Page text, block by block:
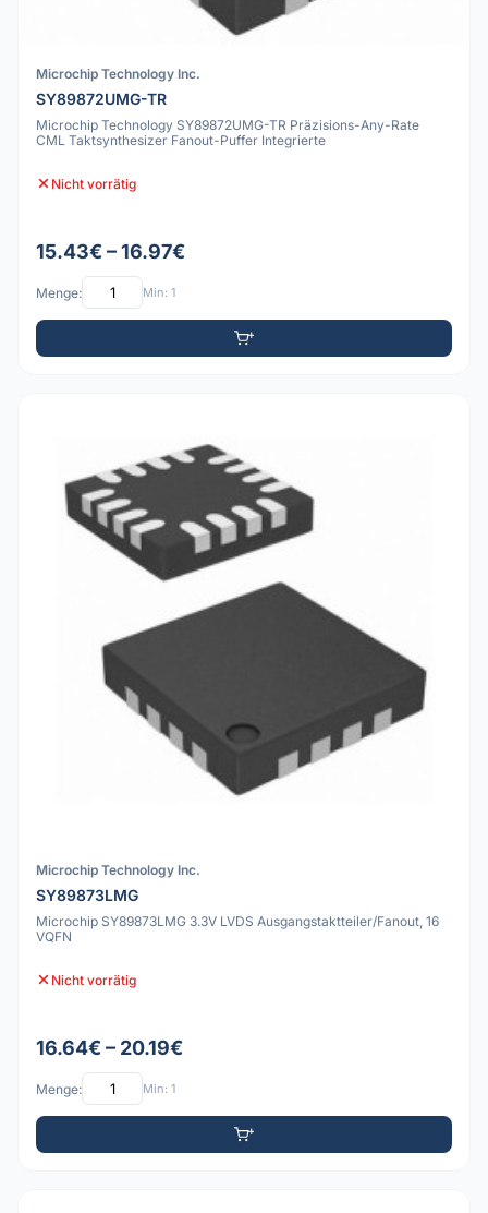
Microchip Technology Inc.
SY89872UMG-TR
Microchip Technology SY89872UMG-TR Präzisions-Any-Rate
CML Taktsynthesizer Fanout-Puffer Integrierte
Nicht vorrätig
15.43€ – 16.97€
Menge: Min: 1
Microchip Technology Inc.
SY89873LMG
Microchip SY89873LMG 3.3V LVDS Ausgangstaktteiler/Fanout, 16
VQFN
Nicht vorrätig
16.64€ – 20.19€
Menge: Min: 1